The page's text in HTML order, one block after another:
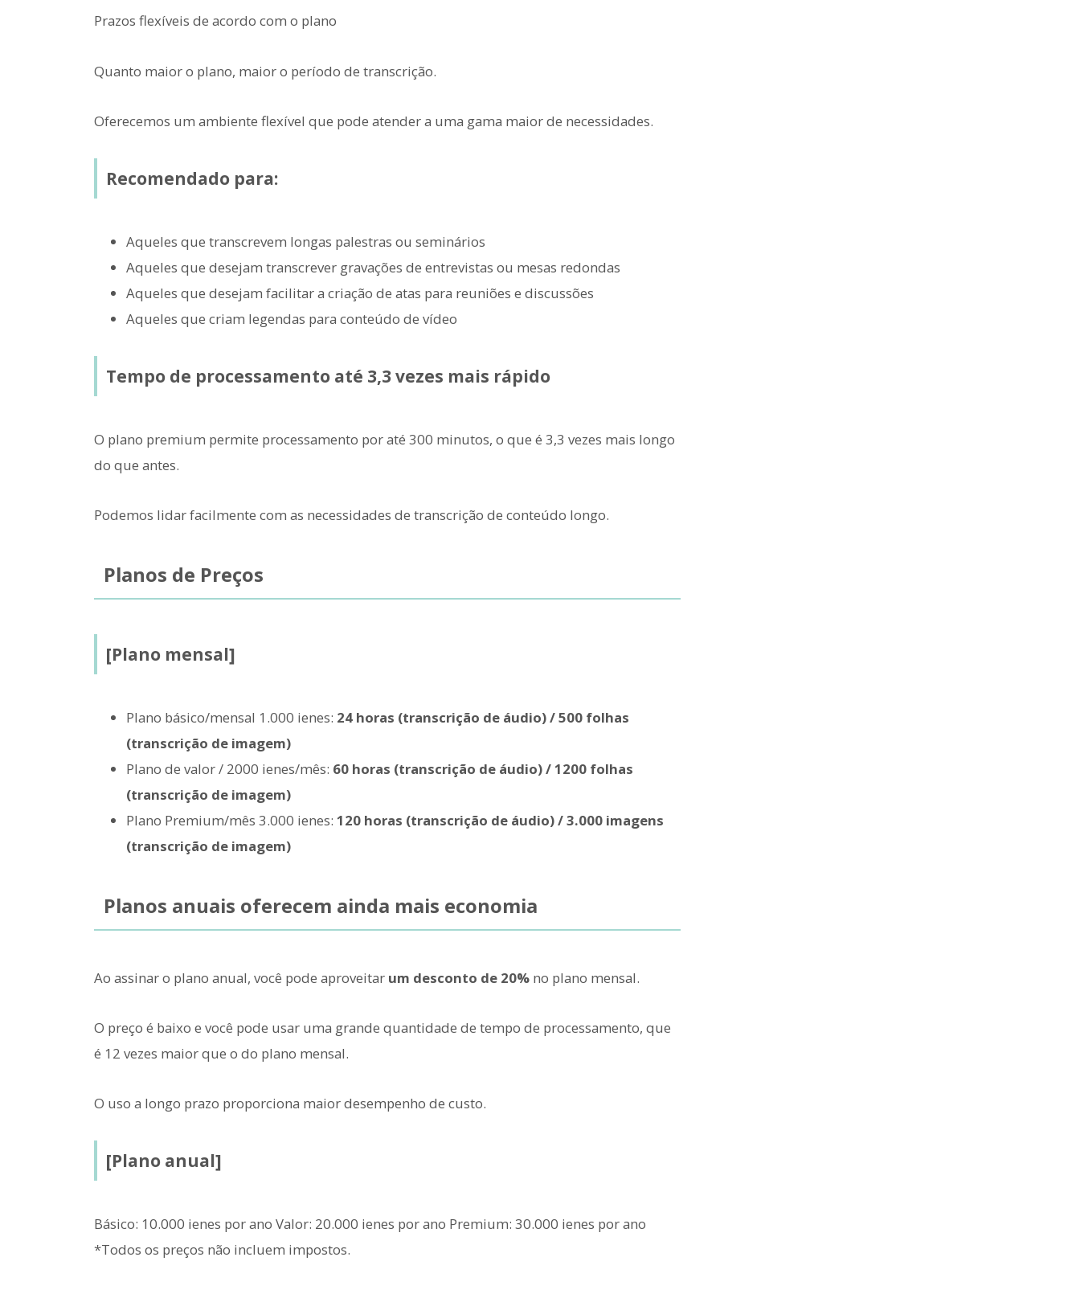
Prazos flexíveis de acordo com o plano
Quanto maior o plano, maior o período de transcrição.
Oferecemos um ambiente flexível que pode atender a uma gama maior de necessidades.
Recomendado para:
Aqueles que transcrevem longas palestras ou seminários
Aqueles que desejam transcrever gravações de entrevistas ou mesas redondas
Aqueles que desejam facilitar a criação de atas para reuniões e discussões
Aqueles que criam legendas para conteúdo de vídeo
Tempo de processamento até 3,3 vezes mais rápido
O plano premium permite processamento por até 300 minutos, o que é 3,3 vezes mais longo
do que antes.
Podemos lidar facilmente com as necessidades de transcrição de conteúdo longo.
Planos de Preços
[Plano mensal]
Plano básico/mensal 1.000 ienes: 24 horas (transcrição de áudio) / 500 folhas
(transcrição de imagem)
Plano de valor / 2000 ienes/mês: 60 horas (transcrição de áudio) / 1200 folhas
(transcrição de imagem)
Plano Premium/mês 3.000 ienes: 120 horas (transcrição de áudio) / 3.000 imagens
(transcrição de imagem)
Planos anuais oferecem ainda mais economia
Ao assinar o plano anual, você pode aproveitar um desconto de 20% no plano mensal.
O preço é baixo e você pode usar uma grande quantidade de tempo de processamento, que
é 12 vezes maior que o do plano mensal.
O uso a longo prazo proporciona maior desempenho de custo.
[Plano anual]
Básico: 10.000 ienes por ano Valor: 20.000 ienes por ano Premium: 30.000 ienes por ano
*Todos os preços não incluem impostos.